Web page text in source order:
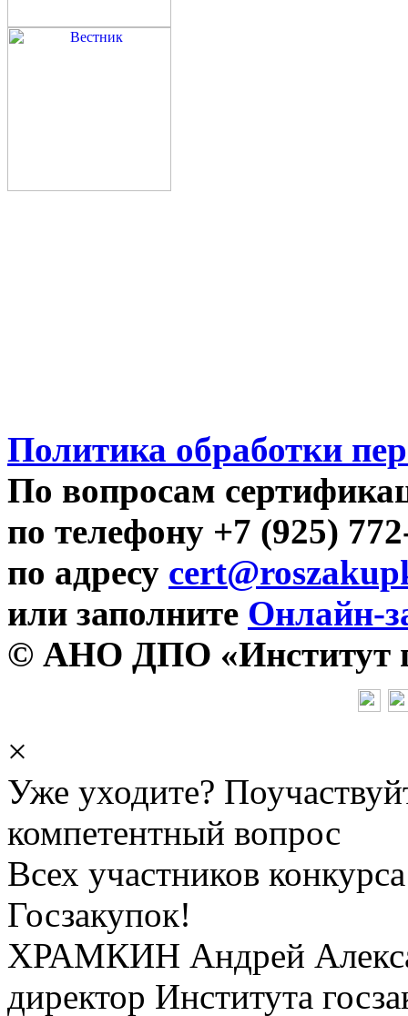
Политика обработки
По вопросам
по телефону +7 (925)
по адресу
или заполните Онлайн-
© АНО ДПО «Институт
×
Уже уходите?
компетентный вопрос
Всех участников
Госзакупок!
ХРАМКИН Андрей
директор Института